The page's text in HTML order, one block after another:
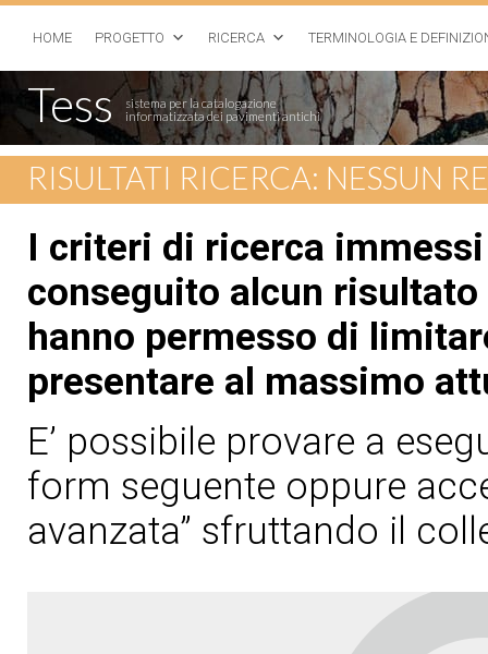
HOME PROGETTO RICERCA TERMINOLOGIA E
Tess
sistema per la catalogazione
informatizzata dei pavimenti antichi
RISULTATI RICERCA: NESSUN
I criteri di ricerca
conseguito alcun
hanno permesso di
presentare al massimo
E’ possibile provare a
form seguente oppure
avanzata” sfruttando il